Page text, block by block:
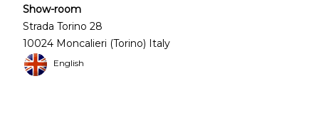
Show-room
Strada Torino 28
10024 Moncalieri (Torino) Italy
English